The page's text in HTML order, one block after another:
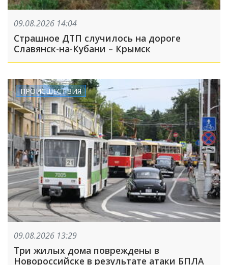
09.08.2026 14:04
Страшное ДТП случилось на дороге
Славянск-на-Кубани – Крымск
ПРОИСШЕСТВИЯ
09.08.2026 13:29
Три жилых дома повреждены в
Новороссийске в результате атаки БПЛА